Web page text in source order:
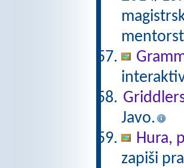
Javo.
Hura,
zapiši